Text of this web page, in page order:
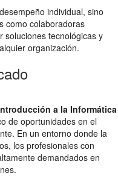
individual, sino
como colaboradoras
soluciones tecnológicas y
organización.
a la Informática
de oportunidades en el
En un entorno donde la
los profesionales con
demandados en